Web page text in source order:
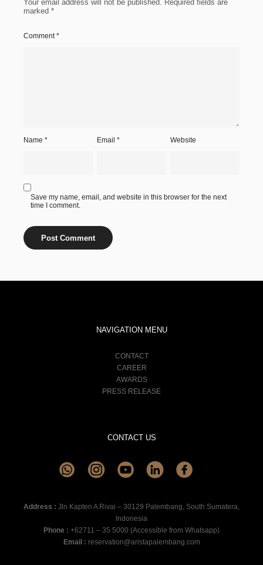
Your email address will not be published. Required fields are
marked *
Comment*
Name * Email* Website
Save my name, email, and website in this browser for the next
time I comment.
NAVIGATION MENU
CONTACT
CAREER
AWARDS
PRESS RELEASE
CONTACT US
Address : Jln Kapten A Rivai – 30129 Palembang, South Sumatera,
Indonesia
Phone : +62711 – 35 5000 (Accessible from Whatsapp)
Email : reservation@aristapalembang.com